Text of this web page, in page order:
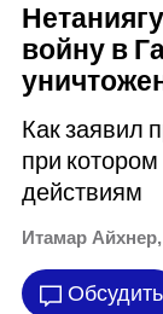
войну в
Как заявил
при
действиям
Итамар
Обсудить